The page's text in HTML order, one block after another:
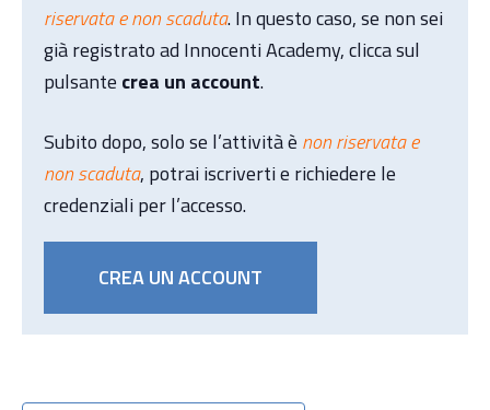
riservata e non scaduta. In questo caso, se non sei
già registrato ad Innocenti Academy, clicca sul
pulsante crea un account.
Subito dopo, solo se l’attività è non riservata e
non scaduta, potrai iscriverti e richiedere le
credenziali per l’accesso.
CREA UN ACCOUNT